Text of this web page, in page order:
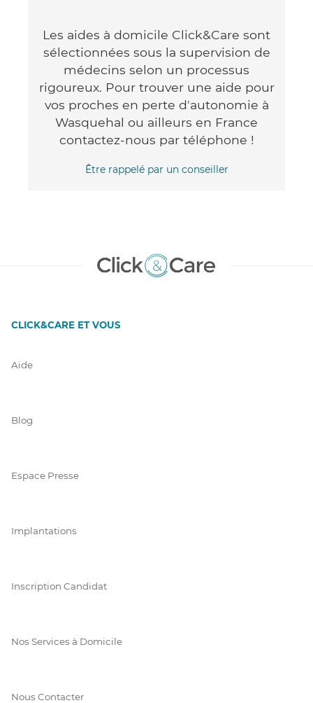
Les aides à domicile Click&Care sont
sélectionnées sous la supervision de
médecins selon un processus
rigoureux. Pour trouver une aide pour
vos proches en perte d'autonomie à
Wasquehal ou ailleurs en France
contactez-nous par téléphone !
Être rappelé par un conseiller
CLICK&CARE ET VOUS
Aide
Blog
Espace Presse
Implantations
Inscription Candidat
Nos Services à Domicile
Nous Contacter